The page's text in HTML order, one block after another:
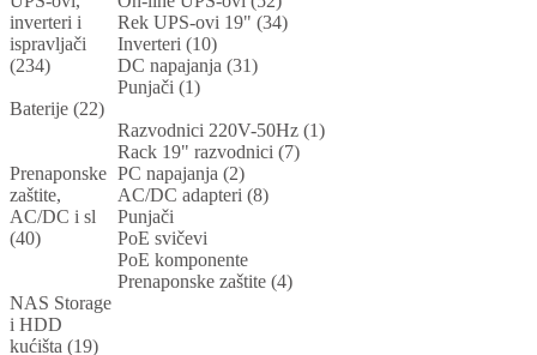
inverteri i
ispravljači
(234)
Rek UPS-ovi 19" (34)
Inverteri (10)
DC napajanja (31)
Punjači (1)
Baterije (22)
Prenaponske
zaštite,
AC/DC i sl
(40)
Razvodnici 220V-50Hz (1)
Rack 19" razvodnici (7)
PC napajanja (2)
AC/DC adapteri (8)
Punjači
PoE svičevi
PoE komponente
Prenaponske zaštite (4)
NAS Storage
i HDD
kućišta (19)